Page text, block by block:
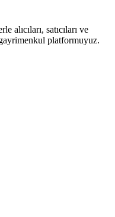
alıcıları, satıcıları ve
platformuyuz.